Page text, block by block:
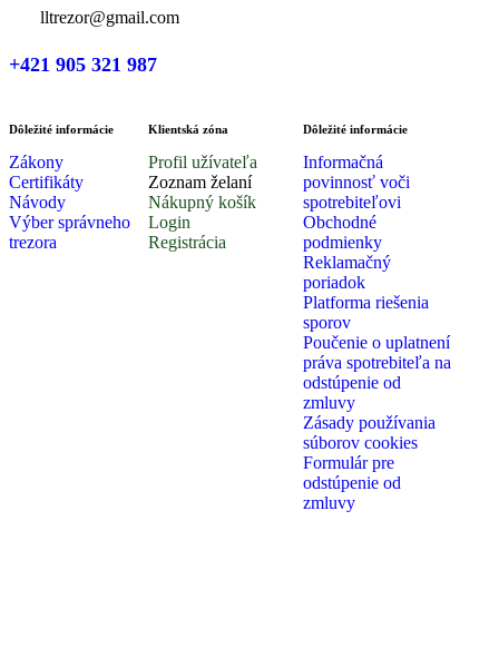
lltrezor@gmail.com
+421 905 321 987
Dôležité informácie
Zákony
Certifikáty
Návody
Výber správneho
trezora
Klientská zóna
Profil užívateľa
Zoznam želaní
Nákupný košík
Login
Registrácia
Dôležité informácie
Informačná
povinnosť voči
spotrebiteľovi
Obchodné
podmienky
Reklamačný
poriadok
Platforma riešenia
sporov
Poučenie o uplatnení
práva spotrebiteľa na
odstúpenie od
zmluvy
Zásady používania
súborov cookies
Formulár pre
odstúpenie od
zmluvy